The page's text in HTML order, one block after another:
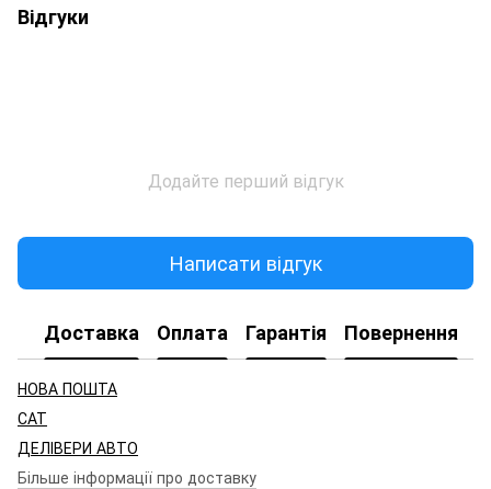
Відгуки
Додайте перший відгук
Написати відгук
Доставка Оплата Гарантія Повернення
НОВА ПОШТА
САТ
ДЕЛІВЕРИ АВТО
Більше інформації про доставку